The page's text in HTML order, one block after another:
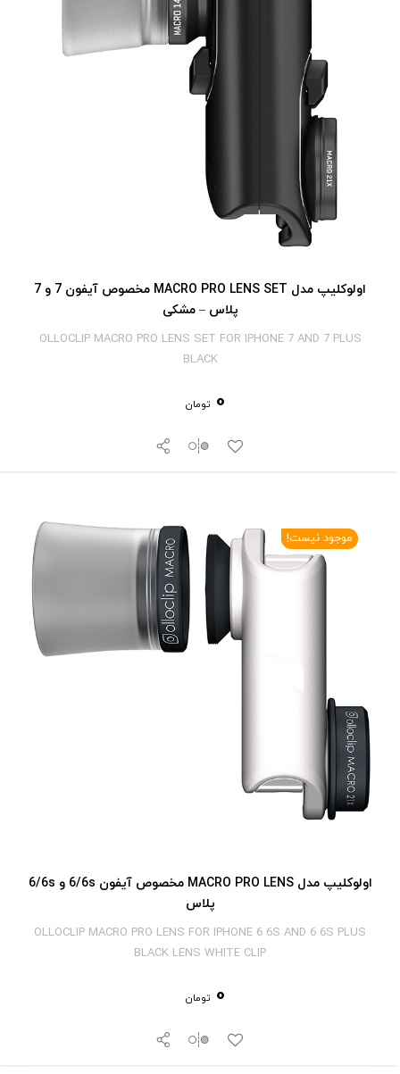
اولوکلیپ مدل MACRO PRO LENS SET مخصوص آیفون 7 و 7
پلاس – مشکی
OLLOCLIP MACRO PRO LENS SET FOR IPHONE 7 AND 7 PLUS
BLACK
0 تومان
موجود نیست!
اولوکلیپ مدل MACRO PRO LENS مخصوص آیفون 6/6s و 6/6s
پلاس
OLLOCLIP MACRO PRO LENS FOR IPHONE 6 6S AND 6 6S PLUS
BLACK LENS WHITE CLIP
0 تومان